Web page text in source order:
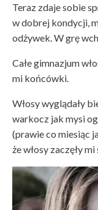
Teraz zdaje sobie
w dobrej kondycji,
odżywek. W grę
Całe gimnazjum
mi końcówki.
Włosy wyglądały
warkocz jak mysi
(prawie co miesiąc
że włosy zaczęły